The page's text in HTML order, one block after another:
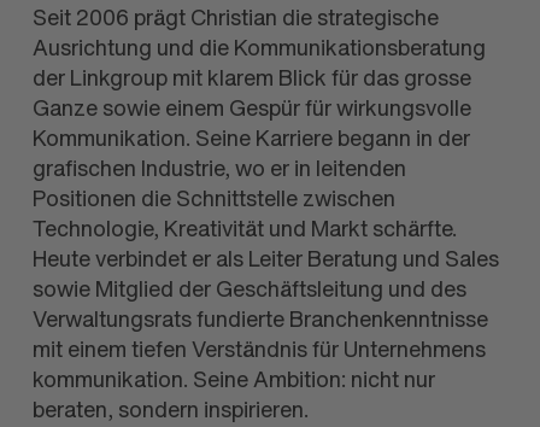
Seit 2006 prägt Christian die strategische
Ausrichtung und die Kommunikationsberatung
der Linkgroup mit klarem Blick für das grosse
Ganze sowie einem Gespür für wirkungsvolle
Kom­mu­ni­ka­tion. Seine Karriere begann in der
grafischen Industrie, wo er in leitenden
Positionen die Schnittstelle zwischen
Technologie, Kreativität und Markt schärfte.
Heute verbindet er als Leiter Beratung und Sales
sowie Mitglied der Geschäftsleitung und des
Verwaltungsrats fundierte Branchenkenntnisse
mit einem tiefen Verständnis für Unternehmens
kommunikation. Seine Ambition: nicht nur
beraten, sondern inspirieren.